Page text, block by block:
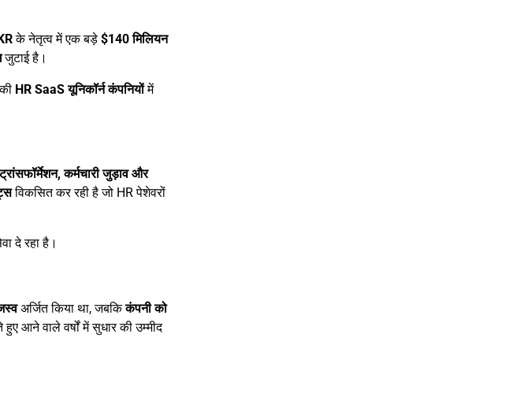
के नेतृत्व में एक बड़े $140 मिलियन
जुटाई है।
HR SaaS यूनिकॉर्न कंपनियोंमें
कर्मचारी जुड़ाव और
विकसित कर रही है जो HR पेशेवरों
दे रहा है।
अर्जित किया था, जबकिकंपनी को
आने वाले वर्षों में सुधार की उम्मीद